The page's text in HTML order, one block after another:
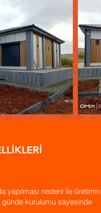
yapılması nedeni ile üretimin
günde kurulumu sayesinde